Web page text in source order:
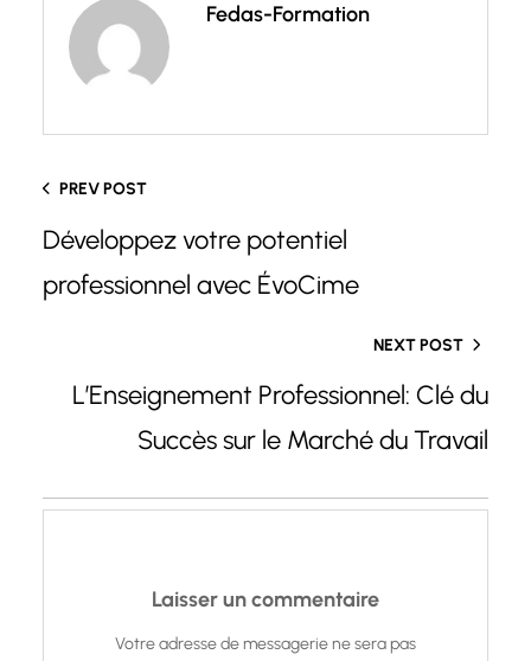
Fedas-Formation
PREV POST
Développez votre potentiel
professionnel avec ÉvoCime
NEXT POST
L’Enseignement Professionnel: Clé du
Succès sur le Marché du Travail
Laisser un commentaire
Votre adresse de messagerie ne sera pas